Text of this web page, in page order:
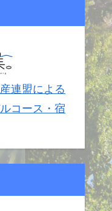
連盟による
コース・宿